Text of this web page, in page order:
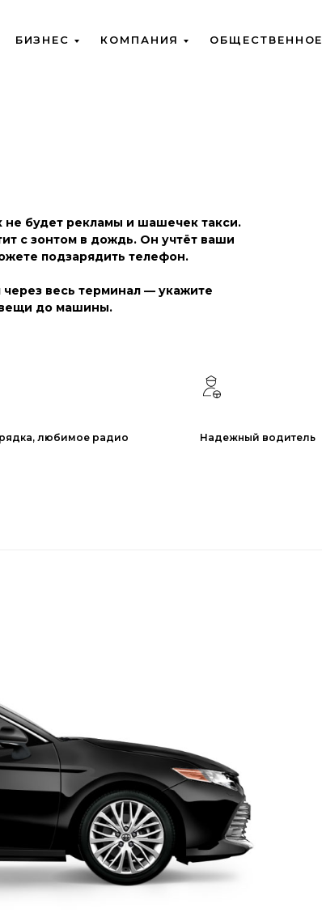
БИЗНЕС КОМПАНИЯ ОБЩЕСТВЕННОЕ
не будет рекламы и шашечек такси.
с зонтом в дождь. Он учтёт ваши
подзарядить телефон.
весь терминал — укажите
вещи до машины.
любимое радио Надежный водитель